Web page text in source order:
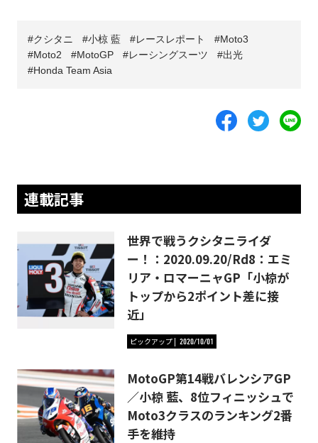
クシタニ 小椋 藍 レースレポート
Moto3
Moto2
MotoGP レーシングスーツ
出光
Honda Team Asia
連載記事
世界で戦うクシタニライダ
ー！：2020.09.20/Rd8：エミ
リア・ロマーニャGP「小椋が
トップから2ポイント差に接
近」
ピックアップ 2020/10/01
MotoGP第14戦バレンシアGP
／小椋 藍、8位フィニッシュで
Moto3クラスのランキング2番
手を維持